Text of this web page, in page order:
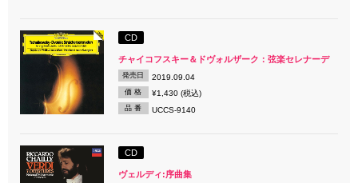
CD
チャイコフスキー＆ドヴォルザーク：弦楽セレナーデ
発売日 2019.09.04
価 格 ¥1,430 (税込)
品 番 UCCS-9140
CD
ヴェルディ:序曲集